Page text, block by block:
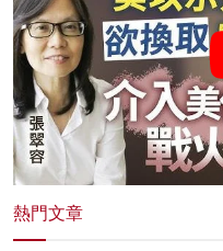
熱門文章